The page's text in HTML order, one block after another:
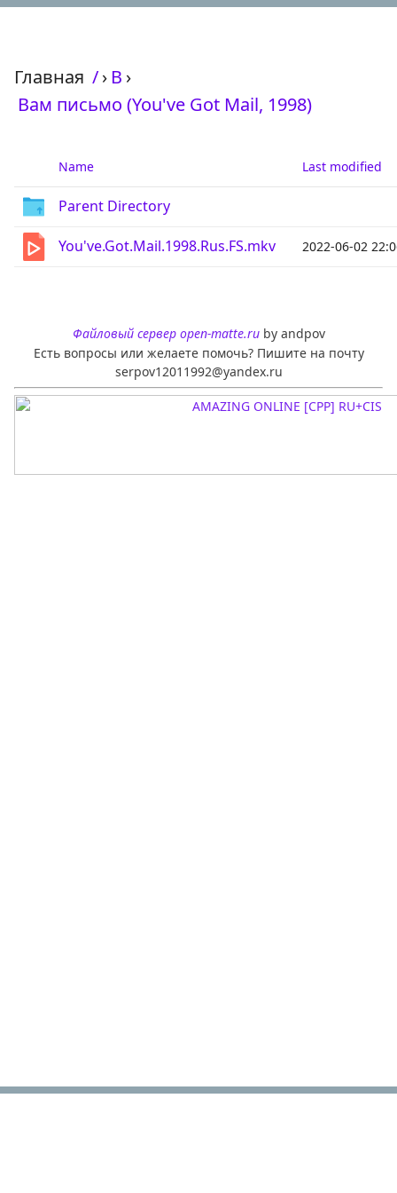
Главная /› В ›
Вам письмо (You've Got Mail, 1998)
Name Last modified
Parent Directory
You've.Got.Mail.1998.Rus.FS.mkv 2022-06-02
Файловый сервер open-matte.ruby andpov
Есть вопросы или желаете помочь? Пишите на почту
serpov12011992@yandex.ru